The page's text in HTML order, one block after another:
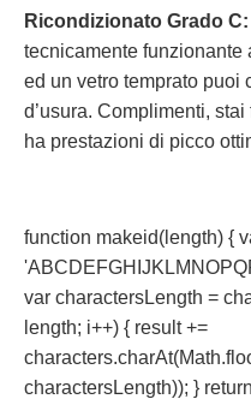
Ricondizionato Grado C:
tecnicamente funzionante
ed un vetro temprato puoi
d’usura. Complimenti,
ha prestazioni di picco
function makeid(length) {
var charactersLength =
length; i++) { result +=
charactersLength)); }